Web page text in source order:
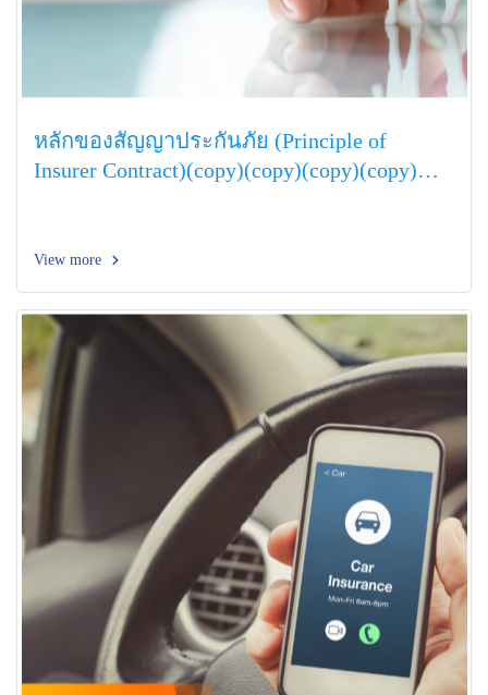
หลักของสัญญาประกันภัย (Principle of
Insurer Contract)(copy)(copy)(copy)(copy)
View more